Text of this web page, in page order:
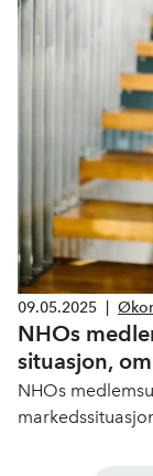
pessimister.
forskjeller.
09.05.2025
NHOs
situasjon,
NHOs